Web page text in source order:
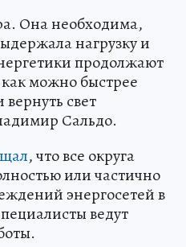
Она необходима,
нагрузку и
продолжают
можно быстрее
вернуть свет
Сальдо.
, что все округа
или частично
энергосетей в
ведут